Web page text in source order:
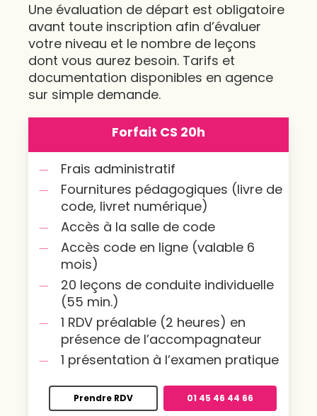
Une évaluation de départ est obligatoire
avant toute inscription afin d’évaluer
votre niveau et le nombre de leçons
dont vous aurez besoin. Tarifs et
documentation disponibles en agence
sur simple demande.
Forfait CS 20h
Frais administratif
Fournitures pédagogiques (livre de
code, livret numérique)
Accès à la salle de code
Accès code en ligne (valable 6
mois)
20 leçons de conduite individuelle
(55 min.)
1 RDV préalable (2 heures) en
présence de l’accompagnateur
1 présentation à l’examen pratique
Prendre RDV 01 45 46 44 66